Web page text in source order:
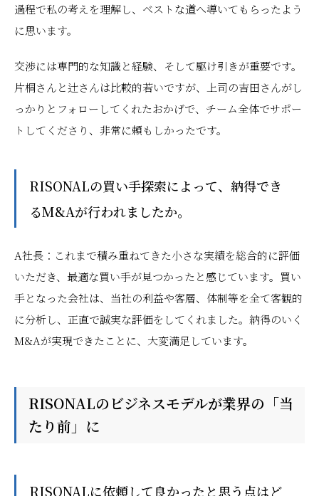
過程で私の考えを理解し、ベストな道へ導いてもらったよう
に思います。
交渉には専門的な知識と経験、そして駆け引きが重要です。
片桐さんと辻さんは比較的若いですが、上司の吉田さんがし
っかりとフォローしてくれたおかげで、チーム全体でサポー
トしてくださり、非常に頼もしかったです。
――RISONALの買い手探索によって、納得でき
るM&Aが行われましたか。
A社長：これまで積み重ねてきた小さな実績を総合的に評価
いただき、最適な買い手が見つかったと感じています。買い
手となった会社は、当社の利益や客層、体制等を全て客観的
に分析し、正直で誠実な評価をしてくれました。納得のいく
M&Aが実現できたことに、大変満足しています。
RISONALのビジネスモデルが業界の「当
たり前」に
――RISONALに依頼して良かったと思う点はど